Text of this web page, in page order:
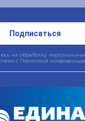
Подписаться
на обработку
с Политикой